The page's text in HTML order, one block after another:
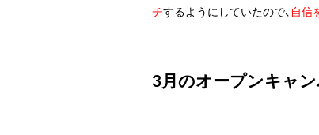
チするようにしていたので、 自信
3月のオープンキャ